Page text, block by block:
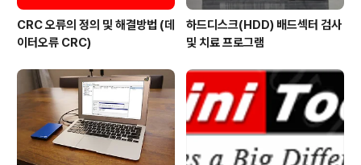
CRC 오류의 정의 및 해결방법 (데
이터오류 CRC)
하드디스크(HDD) 배드섹터 검사
및 치료 프로그램